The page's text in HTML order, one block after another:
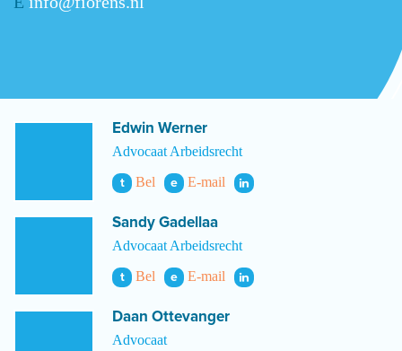
Edwin Werner
Advocaat Arbeidsrecht
t Bel e E-mail
Sandy Gadellaa
Advocaat Arbeidsrecht
t Bel e E-mail
Daan Ottevanger
Advocaat